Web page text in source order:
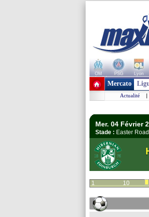
OM PSG Lyon
+ de clubs
Mercato
Actualité |
Mer. 04 Février
Stade : Easter
1 10